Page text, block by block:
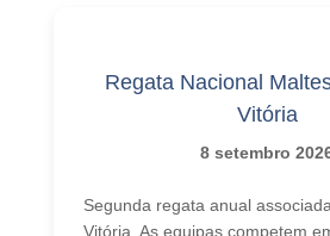
Regata Nacional
Vitória
8 setembro
Segunda regata anual
Vitória. As equipas competem